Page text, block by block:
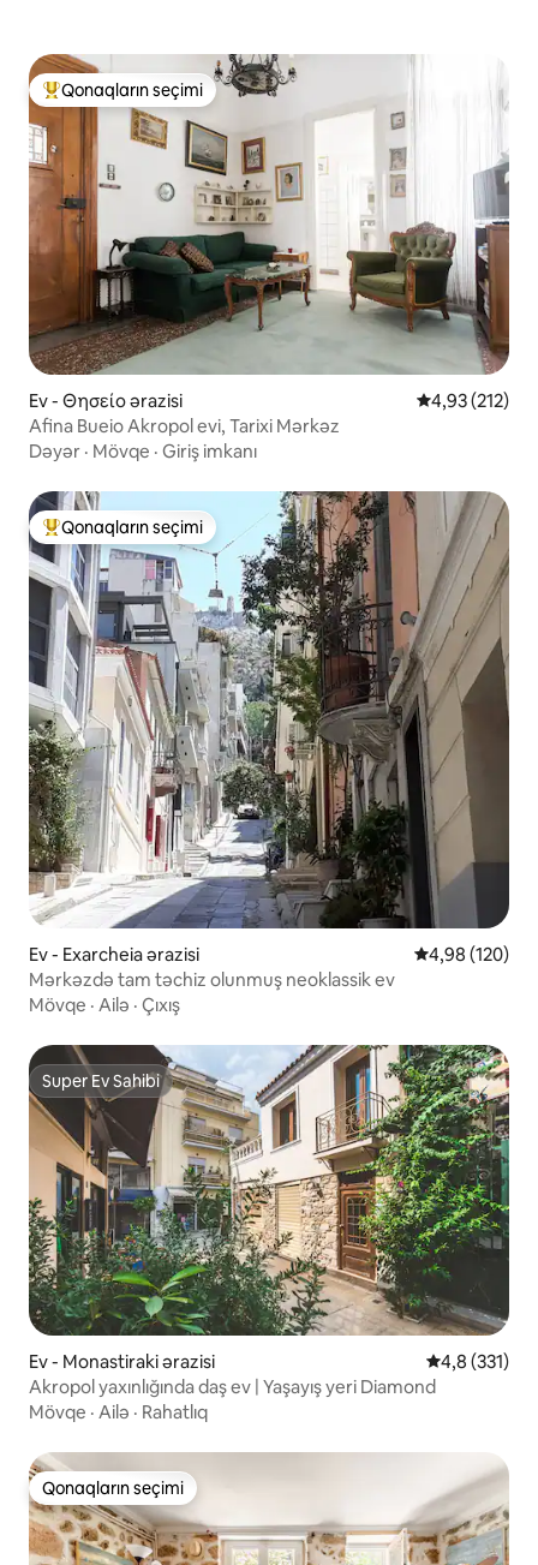
Populyar "Qonaqların seçimi"
Qonaqların seçimi
Ev - Θησείο ərazisi Ortalama
4,93 (212)
Afina Bueio Akropol evi, Tarixi Mərkəz
Dəyər · Mövqe · Giriş imkanı
Populyar "Qonaqların seçimi"
Qonaqların seçimi
Ev - Exarcheia ərazisi Ortalama
4,98 (120)
Mərkəzdə tam təchiz olunmuş neoklassik ev
Mövqe · Ailə · Çıxış
Super Ev Sahibi
Super Ev Sahibi
Ev - Monastiraki ərazisi Ortalama
4,8 (331)
Akropol yaxınlığında daş ev | Yaşayış yeri Diamond
Mövqe · Ailə · Rahatlıq
Qonaqların seçimi
Qonaqların seçimi